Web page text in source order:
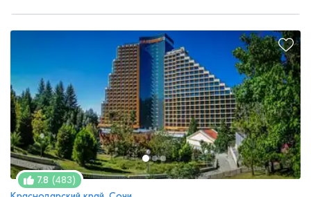
7.8 (483)